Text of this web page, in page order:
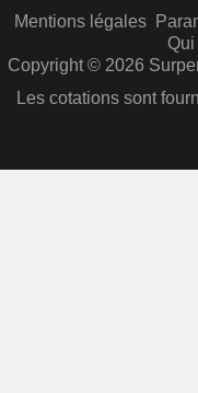
Mentions légales
Qui
Copyright © 2026
Les cotations sont